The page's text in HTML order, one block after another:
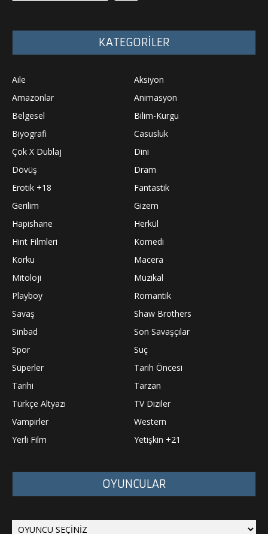
KATEGORİLER
Aile
Aksiyon
Amazonlar
Animasyon
Belgesel
Bilim-Kurgu
Biyografi
Casusluk
Çok X Dublaj
Dini
Dövüş
Dram
Erotik +18
Fantastik
Gerilim
Gizem
Hapishane
Herkül
Hint Filmleri
Komedi
Korku
Macera
Mitoloji
Müzikal
Playboy
Romantik
Savaş
Shaw Brothers
Sinbad
Son Savaşçılar
Spor
Suç
Süperler
Tarih Öncesi
Tarihi
Tarzan
Türkçe Altyazı
TV Diziler
Vampirler
Western
Yerli Film
Yetişkin +21
OYUNCULAR